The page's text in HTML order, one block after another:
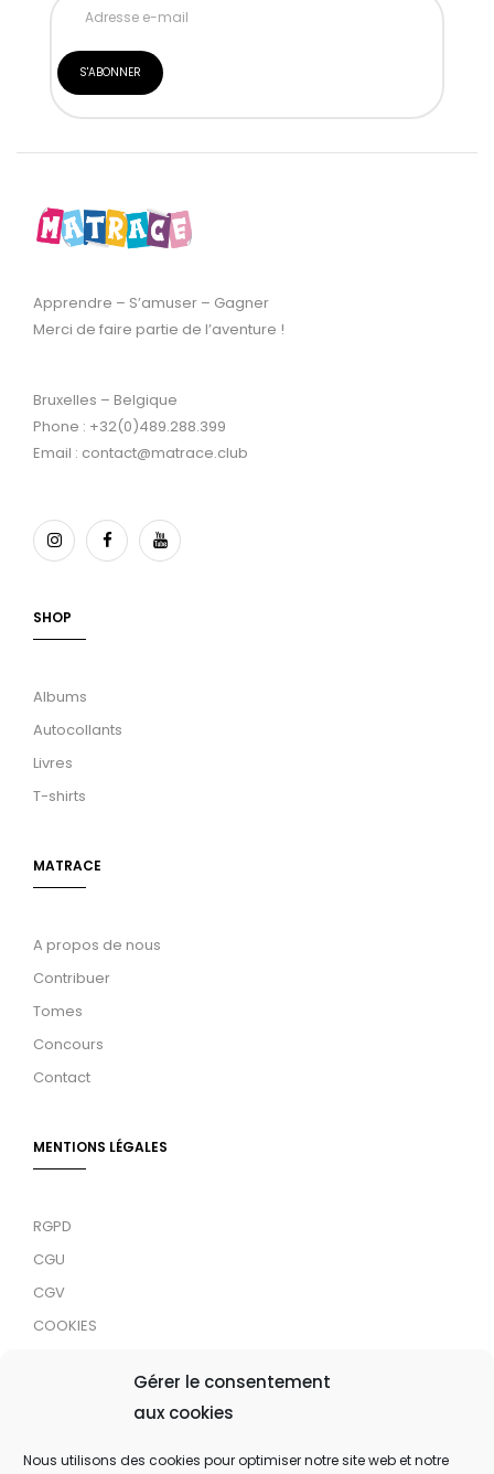
Gérer le consentement
aux cookies
Nous utilisons des cookies pour optimiser notre site web et notre
Apprendre – S’amuser – Gagner
Merci de faire partie de l’aventure !
Bruxelles – Belgique
Phone : +32(0)489.288.399
Email : contact@matrace.club
SHOP
Albums
Autocollants
Livres
T-shirts
MATRACE
A propos de nous
Contribuer
Tomes
Concours
Contact
MENTIONS LÉGALES
RGPD
CGU
CGV
COOKIES